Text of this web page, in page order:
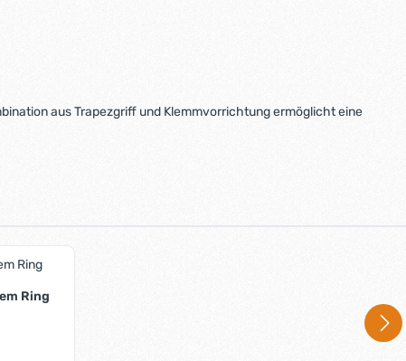
aus Trapezgriff und Klemmvorrichtung ermöglicht eine
Ring